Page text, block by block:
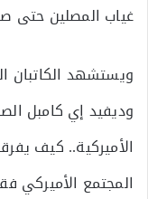
غياب المصلين حتى
ويستشهد الكاتبان
الأميركية.. كيف
المجتمع الأميركي